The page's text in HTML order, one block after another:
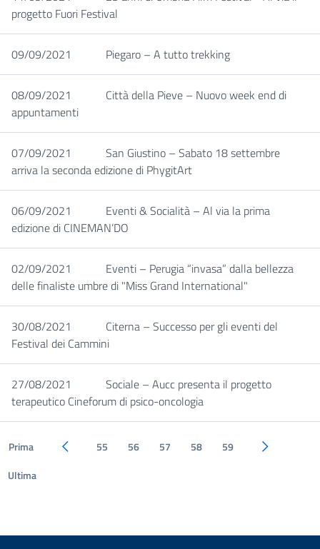
progetto Fuori Festival
09/09/2021 Piegaro – A tutto trekking
08/09/2021
Città della Pieve – Nuovo week end di
appuntamenti
07/09/2021
San Giustino – Sabato 18 settembre
arriva la seconda edizione di PhygitArt
06/09/2021
Eventi & Socialità – Al via la prima
edizione di CINEMAN’DO
02/09/2021
Eventi – Perugia “invasa” dalla bellezza
delle finaliste umbre di "Miss Grand International"
30/08/2021
Citerna – Successo per gli eventi del
Festival dei Cammini
27/08/2021
Sociale – Aucc presenta il progetto
terapeutico Cineforum di psico-oncologia
Prima Pagina precedente
55 56 57 58 59
Pagina
Ultima